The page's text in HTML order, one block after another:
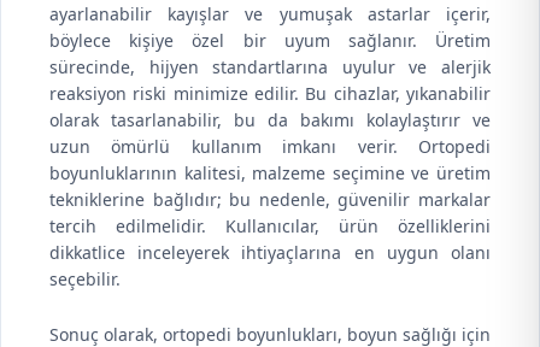
ayarlanabilir kayışlar ve yumuşak astarlar içerir,
böylece kişiye özel bir uyum sağlanır. Üretim
sürecinde, hijyen standartlarına uyulur ve alerjik
reaksiyon riski minimize edilir. Bu cihazlar, yıkanabilir
olarak tasarlanabilir, bu da bakımı kolaylaştırır ve
uzun ömürlü kullanım imkanı verir. Ortopedi
boyunluklarının kalitesi, malzeme seçimine ve üretim
tekniklerine bağlıdır; bu nedenle, güvenilir markalar
tercih edilmelidir. Kullanıcılar, ürün özelliklerini
dikkatlice inceleyerek ihtiyaçlarına en uygun olanı
seçebilir.
Sonuç olarak, ortopedi boyunlukları, boyun sağlığı için